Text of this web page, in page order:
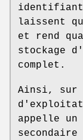
identifiant
laissent
et rend
stockage
complet.
Ainsi, sur
appelle un